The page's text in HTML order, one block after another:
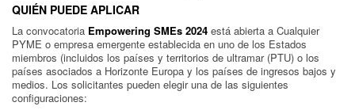
QUIÉN PUEDE APLICAR
La convocatoria Empowering SMEs 2024 está abierta a Cualquier
PYME o empresa emergente establecida en uno de los Estados
miembros (incluidos los países y territorios de ultramar (PTU) o los
países asociados a Horizonte Europa y los países de ingresos bajos y
medios. Los solicitantes pueden elegir una de las siguientes
configuraciones: